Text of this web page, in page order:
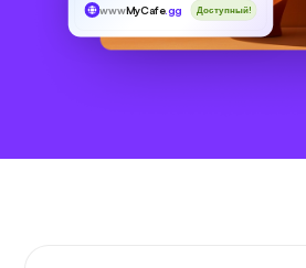
wwwMyCafe.gg Доступный!